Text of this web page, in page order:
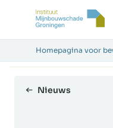
Homepagina voor
Nieuws